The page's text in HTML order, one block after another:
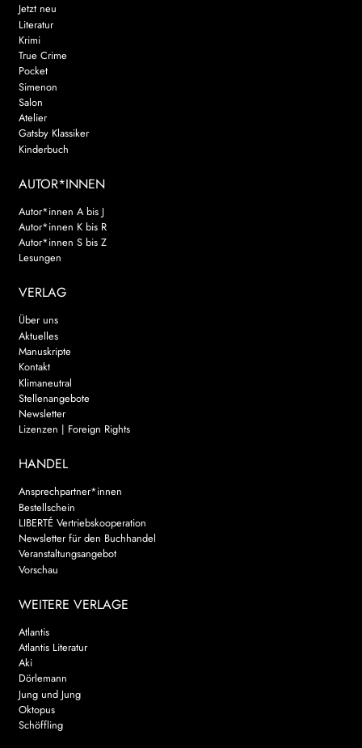
Jetzt neu
Literatur
Krimi
True Crime
Pocket
Simenon
Salon
Atelier
Gatsby Klassiker
Kinderbuch
AUTOR*INNEN
Autor*innen A bis J
Autor*innen K bis R
Autor*innen S bis Z
Lesungen
VERLAG
Über uns
Aktuelles
Manuskripte
Kontakt
Klimaneutral
Stellenangebote
Newsletter
Lizenzen | Foreign Rights
HANDEL
Ansprechpartner*innen
Bestellschein
LIBERTÉ Vertriebskooperation
Newsletter für den Buchhandel
Veranstaltungsangebot
Vorschau
WEITERE VERLAGE
Atlantis
Atlantis Literatur
Aki
Dörlemann
Jung und Jung
Oktopus
Schöffling